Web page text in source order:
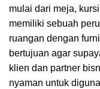
mulai dari meja,
memiliki sebuah
ruangan dengan
bertujuan agar
klien dan partner
nyaman untuk